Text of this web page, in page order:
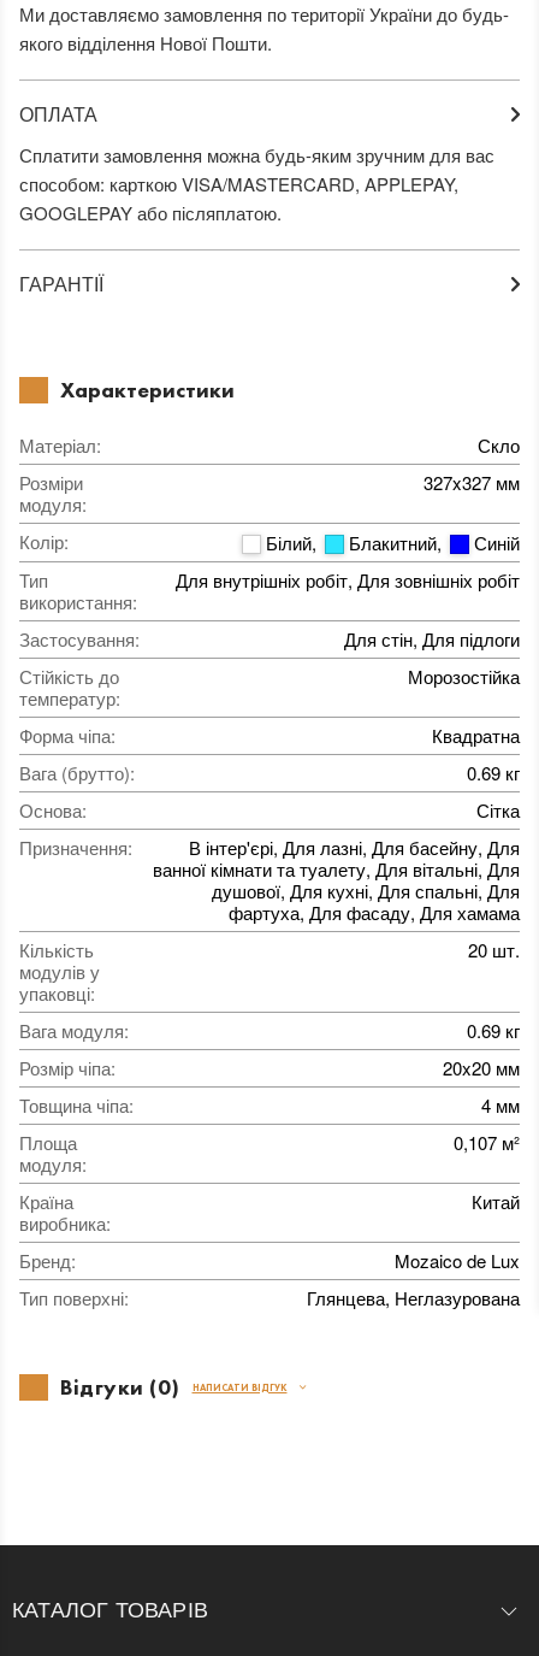
Ми доставляємо замовлення по території України до будь-
якого відділення Нової Пошти.
ОПЛАТА
Сплатити замовлення можна будь-яким зручним для вас
способом: карткою VISA/MASTERCARD, APPLEPAY,
GOOGLEPAY або післяплатою.
ГАРАНТІЇ
Характеристики
Матеріал:
Скло
Розміри
модуля:
327x327 мм
Колір: Білий, Блакитний,
Синій
Тип
використання:
Для внутрішніх робіт, Для зовнішніх робіт
Застосування:
Для стін, Для підлоги
Стійкість до
температур:
Морозостійка
Форма чіпа:
Квадратна
Вага (брутто):
0.69 кг
Основа:
Сітка
Призначення:
В інтер'єрі, Для лазні, Для басейну, Для
ванної кімнати та туалету, Для вітальні, Для
душової, Для кухні, Для спальні, Для
фартуха, Для фасаду, Для хамама
Кількість
модулів у
упаковці:
20 шт.
Вага модуля:
0.69 кг
Розмір чіпа:
20x20 мм
Товщина чіпа:
4 мм
Площа
модуля:
0,107 м²
Країна
виробника:
Китай
Бренд:
Mozaico de Lux
Тип поверхні: Глянцева, Неглазурована
Відгуки (0) НАПИСАТИ ВІДГУК
КАТАЛОГ ТОВАРІВ